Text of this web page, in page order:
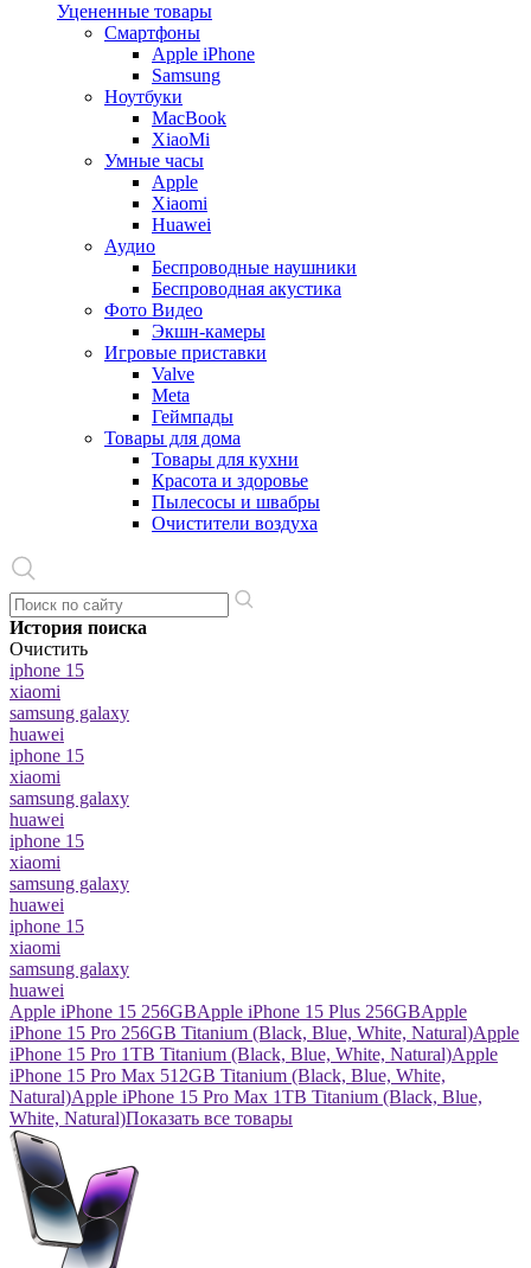
Уцененные товары
Cмартфоны
Apple iPhone
Samsung
Ноутбуки
MacBook
XiaoMi
Умные часы
Apple
Xiaomi
Huawei
Аудио
Беспроводные наушники
Беспроводная акустика
Фото Видео
Экшн-камеры
Игровые приставки
Valve
Meta
Геймпады
Товары для дома
Товары для кухни
Красота и здоровье
Пылесосы и швабры
Очистители воздуха
История поиска
Очистить
iphone 15
xiaomi
samsung galaxy
huawei
iphone 15
xiaomi
samsung galaxy
huawei
iphone 15
xiaomi
samsung galaxy
huawei
iphone 15
xiaomi
samsung galaxy
huawei
Apple iPhone 15 256GBApple iPhone 15 Plus 256GBApple
iPhone 15 Pro 256GB Titanium (Black, Blue, White, Natural)Apple
iPhone 15 Pro 1TB Titanium (Black, Blue, White, Natural)Apple
iPhone 15 Pro Max 512GB Titanium (Black, Blue, White,
Natural)Apple iPhone 15 Pro Max 1TB Titanium (Black, Blue,
White, Natural)Показать все товары